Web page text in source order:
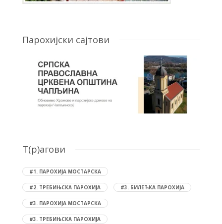
Парохијски сајтови
T(р)агови
#1. ПАРОХИЈА МОСТАРСКА
#2. ТРЕБИЊСКА ПАРОХИЈА #3. БИЛЕЋКА ПАРОХИЈА
#3. ПАРОХИЈА МОСТАРСКА
#3. ТРЕБИЊСКА ПАРОХИЈА